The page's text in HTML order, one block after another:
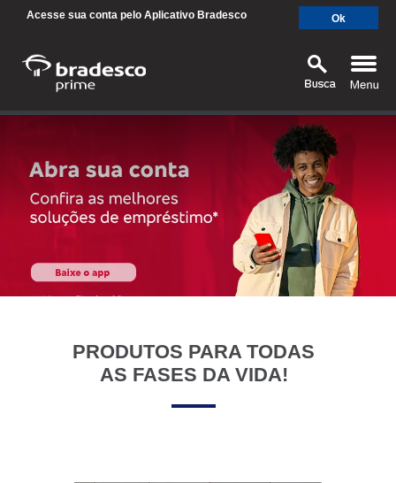
MAIS BUSCADOS SUAS BUSCAS RECENTES
PRODUTOS PARA TODAS
AS FASES DA VIDA!
Acesse sua conta pelo Aplicativo Bradesco Ok